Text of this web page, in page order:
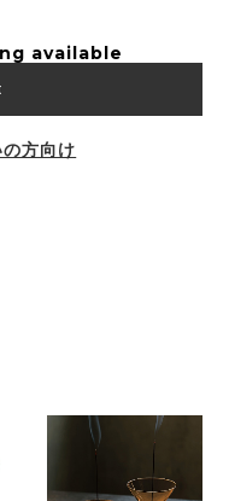
available
方向け